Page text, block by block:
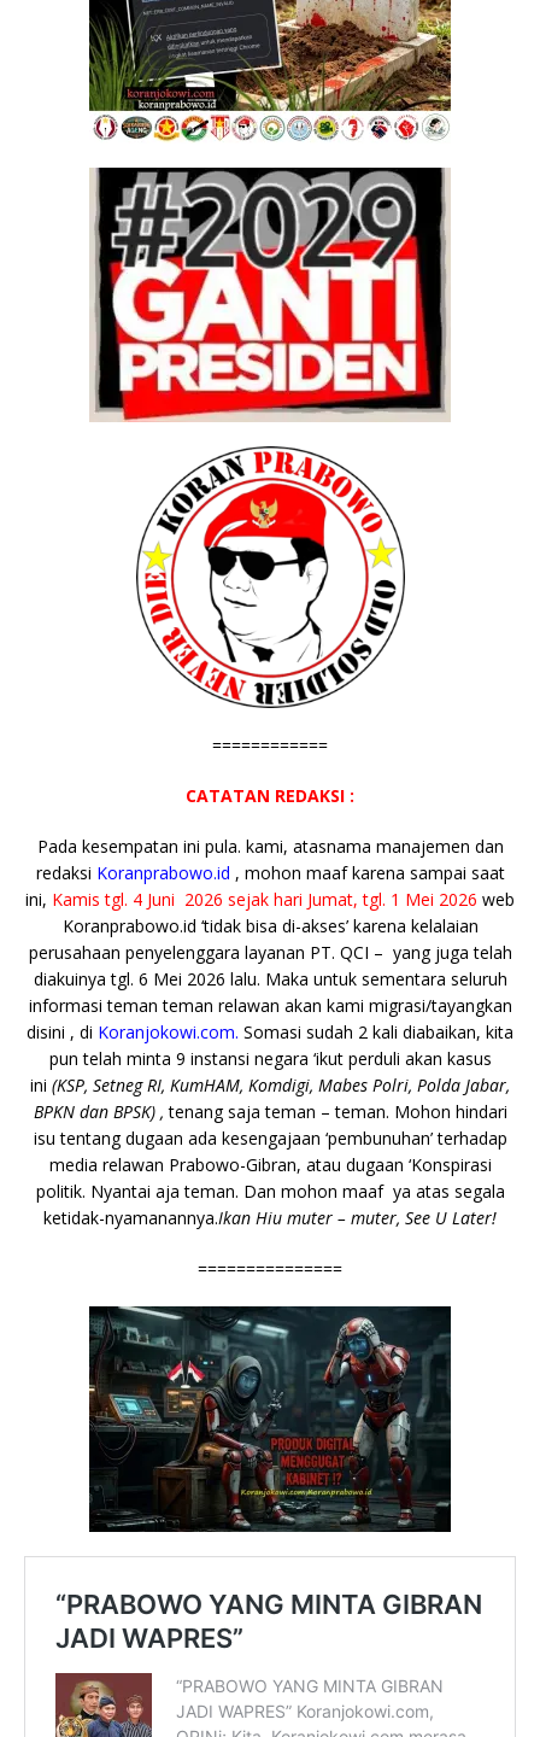
============
CATATAN REDAKSI :
Pada kesempatan ini pula. kami, atasnama manajemen dan
redaksi Koranprabowo.id , mohon maaf karena sampai saat
ini, Kamis tgl. 4 Juni 2026 sejak hari Jumat, tgl. 1 Mei 2026 web
Koranprabowo.id ‘tidak bisa di-akses’ karena kelalaian
perusahaan penyelenggara layanan PT. QCI – yang juga telah
diakuinya tgl. 6 Mei 2026 lalu. Maka untuk sementara seluruh
informasi teman teman relawan akan kami migrasi/tayangkan
disini , di Koranjokowi.com. Somasi sudah 2 kali diabaikan, kita
pun telah minta 9 instansi negara ‘ikut perduli akan kasus
ini (KSP, Setneg RI, KumHAM, Komdigi, Mabes Polri, Polda Jabar,
BPKN dan BPSK) , tenang saja teman – teman. Mohon hindari
isu tentang dugaan ada kesengajaan ‘pembunuhan’ terhadap
media relawan Prabowo-Gibran, atau dugaan ‘Konspirasi
politik. Nyantai aja teman. Dan mohon maaf ya atas segala
ketidak-nyamanannya.Ikan Hiu muter – muter, See U Later!
===============